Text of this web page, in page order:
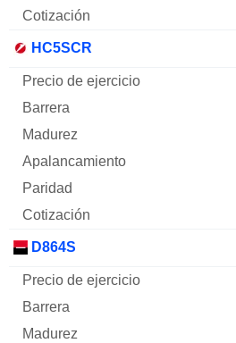
HC5SCR
D864S